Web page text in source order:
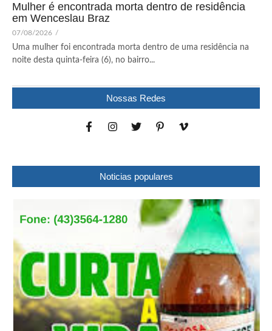
Mulher é encontrada morta dentro de residência
em Wenceslau Braz
07/08/2026 /
Uma mulher foi encontrada morta dentro de uma residência na
noite desta quinta-feira (6), no bairro...
Nossas Redes
Noticias populares